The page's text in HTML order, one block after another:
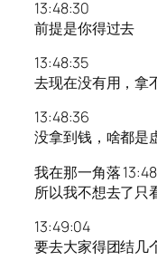
13:48:30
前提是你得过去
13:48:35
去现在没有用，拿
13:48:36
没拿到钱，啥都是
我在那一角落
所以我不想去了只
13:49:04
要去大家得团结几